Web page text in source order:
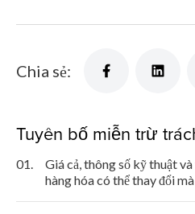
Chia sẻ:
Tuyên bố miễn trừ
01.
Giá cả, thông số kỹ thuật
hàng hóa có thể thay đổi